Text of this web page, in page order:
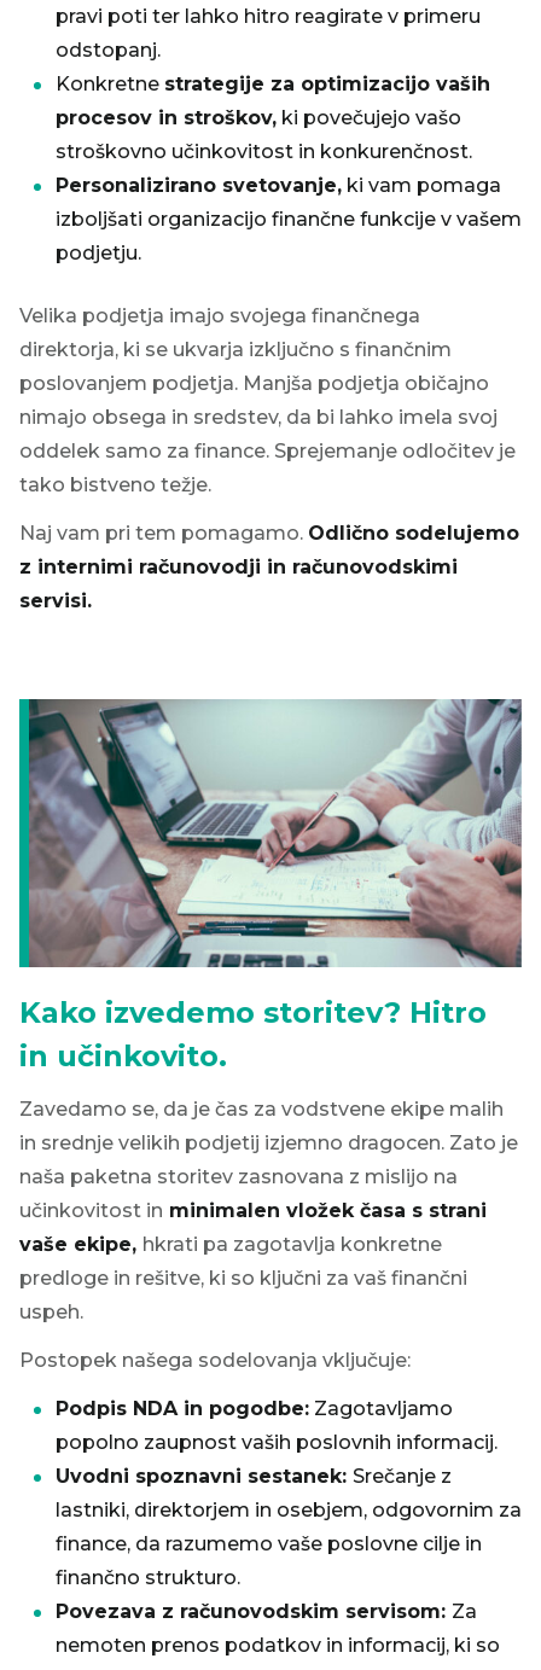
pravi poti ter lahko hitro reagirate v primeru
odstopanj.
Konkretne strategije za optimizacijo vaših
procesov in stroškov, ki povečujejo vašo
stroškovno učinkovitost in konkurenčnost.
Personalizirano svetovanje, ki vam pomaga
izboljšati organizacijo finančne funkcije v vašem
podjetju.
Velika podjetja imajo svojega finančnega
direktorja, ki se ukvarja izključno s finančnim
poslovanjem podjetja. Manjša podjetja običajno
nimajo obsega in sredstev, da bi lahko imela svoj
oddelek samo za finance. Sprejemanje odločitev je
tako bistveno težje.
Naj vam pri tem pomagamo. Odlično sodelujemo
z internimi računovodji in računovodskimi
servisi.
Kako izvedemo storitev? Hitro
in učinkovito.
Zavedamo se, da je čas za vodstvene ekipe malih
in srednje velikih podjetij izjemno dragocen. Zato je
naša paketna storitev zasnovana z mislijo na
učinkovitost in minimalen vložek časa s strani
vaše ekipe, hkrati pa zagotavlja konkretne
predloge in rešitve, ki so ključni za vaš finančni
uspeh.
Postopek našega sodelovanja vključuje:
Podpis NDA in pogodbe: Zagotavljamo
popolno zaupnost vaših poslovnih informacij.
Uvodni spoznavni sestanek: Srečanje z
lastniki, direktorjem in osebjem, odgovornim za
finance, da razumemo vaše poslovne cilje in
finančno strukturo.
Povezava z računovodskim servisom: Za
nemoten prenos podatkov in informacij, ki so